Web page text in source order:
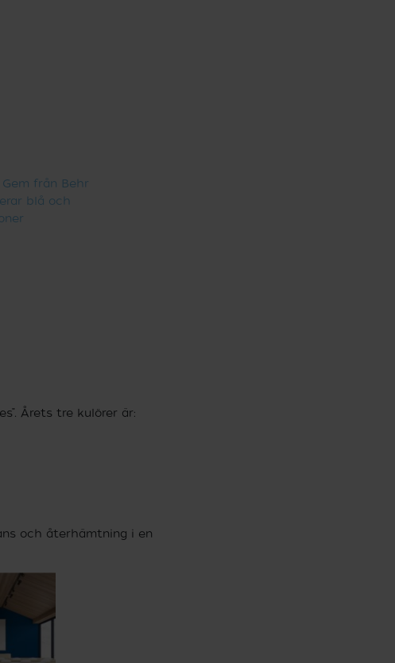
från Behr
blå och
Årets tre kulörer är:
och återhämtning i en